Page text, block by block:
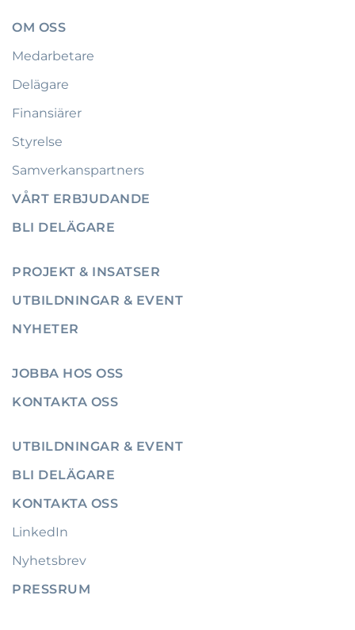
OM OSS
Medarbetare
Delägare
Finansiärer
Styrelse
Samverkanspartners
VÅRT ERBJUDANDE
BLI DELÄGARE
PROJEKT & INSATSER
UTBILDNINGAR & EVENT
NYHETER
JOBBA HOS OSS
KONTAKTA OSS
UTBILDNINGAR & EVENT
BLI DELÄGARE
KONTAKTA OSS
LinkedIn
Nyhetsbrev
PRESSRUM